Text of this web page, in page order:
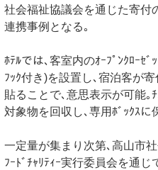
社会福祉協議会を通じた寄付
連携事例となる｡
ﾎﾃﾙでは､客室内のｵｰﾌﾟﾝｸﾛｰｾ
ﾌｯｸ付き)を設置し､宿泊客が
貼ることで､意思表示が可能｡
対象物を回収し､専用ﾎﾞｯｸｽに
一定量が集まり次第､高山市
ﾌｰﾄﾞﾁｬﾘﾃｨｰ実行委員会を通